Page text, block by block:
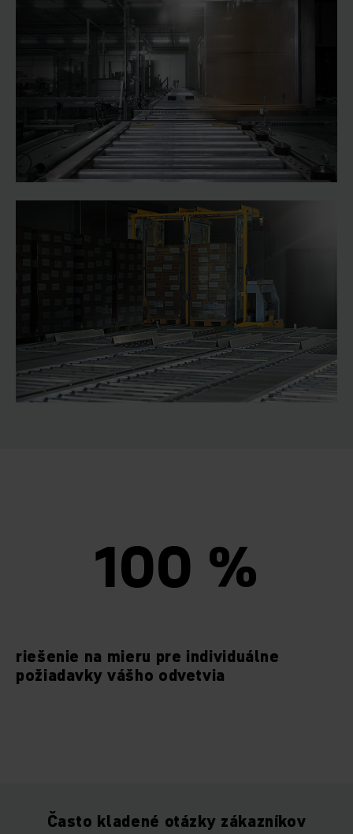
100 %
riešenie na mieru pre individuálne
požiadavky vášho odvetvia
Často kladené otázky zákazníkov